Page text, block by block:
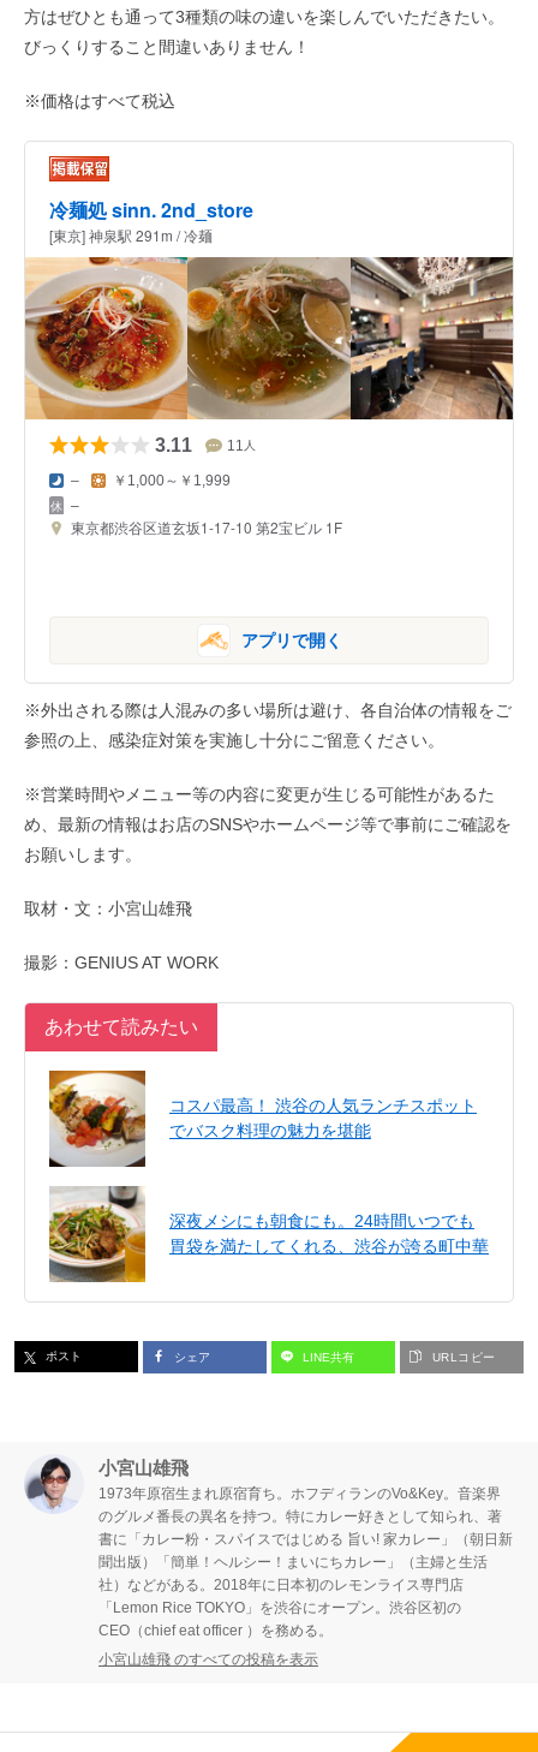
方はぜひとも通って3種類の味の違いを楽しんでいただきたい。
びっくりすること間違いありません！
※価格はすべて税込
冷麺処 sinn. 2nd_store
[東京] 神泉駅 291m / 冷麺
3.11 11 人
– ￥1,000～￥1,999
–
東京都渋谷区道玄坂1-17-10 第2宝ビル 1F
アプリで開く
※外出される際は人混みの多い場所は避け、各自治体の情報をご
参照の上、感染症対策を実施し十分にご留意ください。
※営業時間やメニュー等の内容に変更が生じる可能性があるた
め、最新の情報はお店のSNSやホームページ等で事前にご確認を
お願いします。
取材・文：小宮山雄飛
撮影：GENIUS AT WORK
あわせて読みたい
コスパ最高！ 渋谷の人気ランチスポット
でバスク料理の魅力を堪能
深夜メシにも朝食にも。24時間いつでも
胃袋を満たしてくれる、渋谷が誇る町中華
ポスト シェア LINE共有 URLコピー
小宮山雄飛
1973年原宿生まれ原宿育ち。ホフディランのVo&Key。音楽界
のグルメ番長の異名を持つ。特にカレー好きとして知られ、著
書に「カレー粉・スパイスではじめる 旨い! 家カレー」（朝日新
聞出版）「簡単！ヘルシー！まいにちカレー」（主婦と生活
社）などがある。2018年に日本初のレモンライス専門店
「Lemon Rice TOKYO」を渋谷にオープン。渋谷区初の
CEO（chief eat officer ）を務める。
小宮山雄飛 のすべての投稿を表示